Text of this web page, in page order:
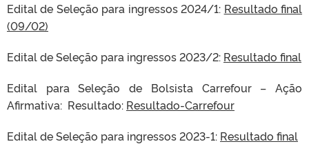
Edital de Seleção para ingressos 2024/1: Resultado final
(09/02)
Edital de Seleção para ingressos 2023/2: Resultado final
Edital para Seleção de Bolsista Carrefour – Ação
Afirmativa: Resultado: Resultado-Carrefour
Edital de Seleção para ingressos 2023-1: Resultado final